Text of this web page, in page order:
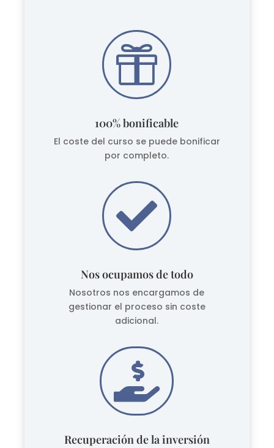

100% bonificable
El coste del curso se puede bonificar
por completo.

Nos ocupamos de todo
Nosotros nos encargamos de
gestionar el proceso sin coste
adicional.

Recuperación de la inversión